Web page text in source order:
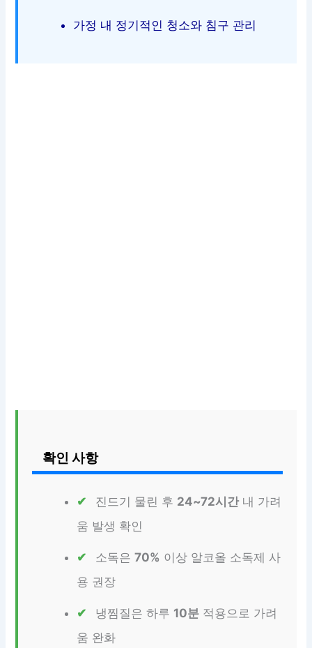
가정 내 정기적인 청소와 침구 관리
확인 사항
진드기 물린 후 24~72시간내 가려
움 발생 확인
소독은70% 이상 알코올 소독제 사
용 권장
냉찜질은 하루 10분 적용으로 가려
움 완화